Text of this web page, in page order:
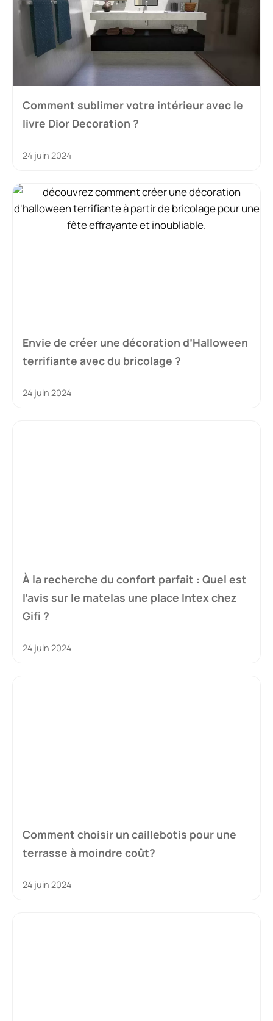
Comment sublimer votre intérieur avec le
livre Dior Decoration ?
24 juin 2024
Envie de créer une décoration d’Halloween
terrifiante avec du bricolage ?
24 juin 2024
À la recherche du confort parfait : Quel est
l’avis sur le matelas une place Intex chez
Gifi ?
24 juin 2024
Comment choisir un caillebotis pour une
terrasse à moindre coût?
24 juin 2024